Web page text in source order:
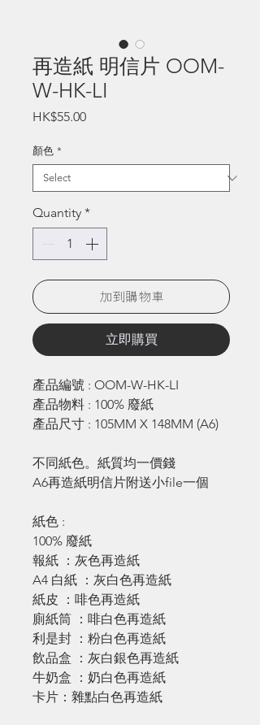
再造紙 明信片 OOM-
W-HK-LI
HK$55.00Price
顏色 *
Quantity *
加到購物車
立即購買
產品編號 : OOM-W-HK-LI
產品物料 : 100% 廢紙
產品尺寸 : 105MM X 148MM (A6)
不同紙色。紙質均一價錢
A6再造紙明信片附送小file一個
紙色 :
100% 廢紙
報紙 ：灰色再造紙
A4 白紙 ：灰白色再造紙
紙皮 ：啡色再造紙
廁紙筒 ：啡白色再造紙
利是封 ：粉白色再造紙
飲品盒 ：灰白銀色再造紙
牛奶盒 ：奶白色再造紙
卡片：雜點白色再造紙